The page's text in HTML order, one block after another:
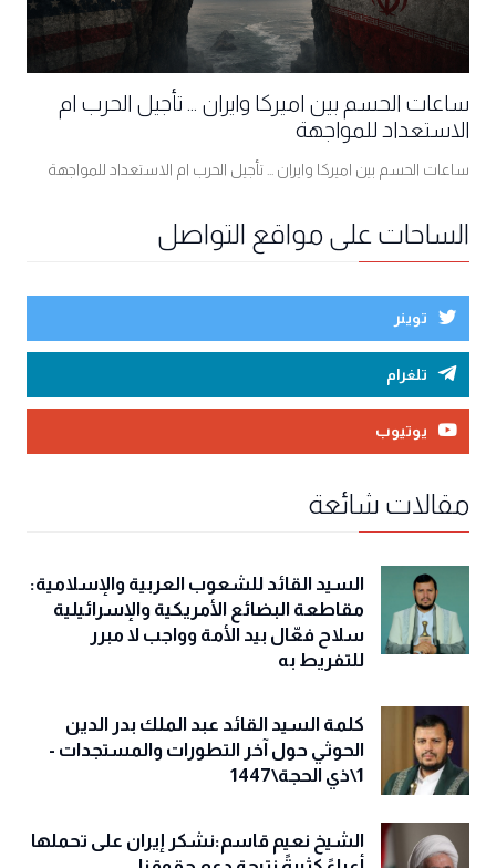
ساعات الحسم بين اميركا وايران ... تأجيل الحرب ام
الاستعداد للمواجهة
ساعات الحسم بين اميركا وايران ... تأجيل الحرب ام الاستعداد للمواجهة
الساحات على مواقع التواصل
توينر
تلغرام
يوتيوب
مقالات شائعة
السيد القائد للشعوب العربية والإسلامية:
مقاطعة البضائع الأمريكية والإسرائيلية
سلاح فعّال بيد الأمة وواجب لا مبرر
للتفريط به
كلمة السيد القائد عبد الملك بدر الدين
الحوثي حول آخر التطورات والمستجدات -
1\ذي الحجة\1447
الشيخ نعيم قاسم:نشكر إيران على تحملها